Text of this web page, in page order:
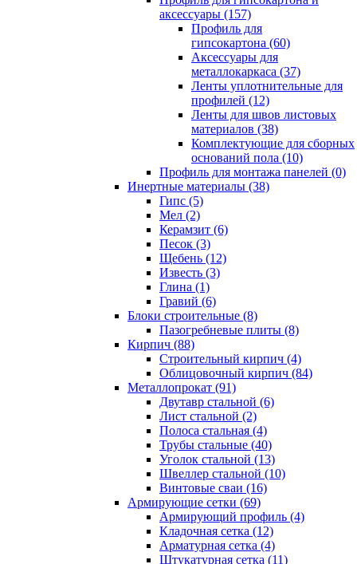
аксессуары (157)
Профиль для
гипсокартона (60)
Аксессуары для
металлокаркаса (37)
Ленты уплотнительные для
профилей (12)
Ленты для швов листовых
материалов (38)
Комплектующие для сборных
оснований пола (10)
Профиль для монтажа панелей (0)
Инертные материалы (38)
Гипс (5)
Мел (2)
Керамзит (6)
Песок (3)
Щебень (12)
Известь (3)
Глина (1)
Гравий (6)
Блоки строительные (8)
Пазогребневые плиты (8)
Кирпич (88)
Строительный кирпич (4)
Облицовочный кирпич (84)
Металлопрокат (91)
Двутавр стальной (6)
Лист стальной (2)
Полоса стальная (4)
Трубы стальные (40)
Уголок стальной (13)
Швеллер стальной (10)
Винтовые сваи (16)
Армирующие сетки (69)
Армирующий профиль (4)
Кладочная сетка (12)
Арматурная сетка (4)
Штукатурная сетка (11)